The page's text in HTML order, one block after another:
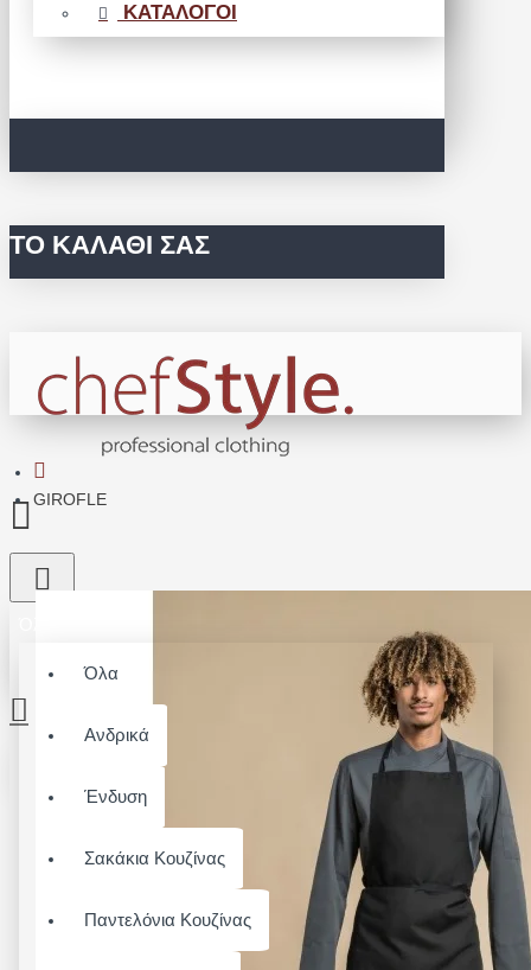
ΚΑΤΑΛΟΓΟΙ
ΤΟ ΚΑΛΆΘΙ ΣΑΣ
Όλα
Ανδρικά
Ένδυση
Σακάκια Κουζίνας
Παντελόνια Κουζίνας
Το καλάθι αγορών είναι άδειο!
GIROFLE